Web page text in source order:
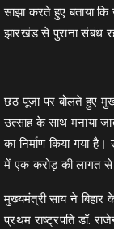
साझा करते हुए बताया
झारखंड से पुराना संबंध
छठ पूजा पर बोलते हुए
उत्साह के साथ मनाया
का निर्माण किया गया
में एक करोड़ की लागत से
मुख्यमंत्री साय ने
प्रथम राष्ट्रपति डॉ.